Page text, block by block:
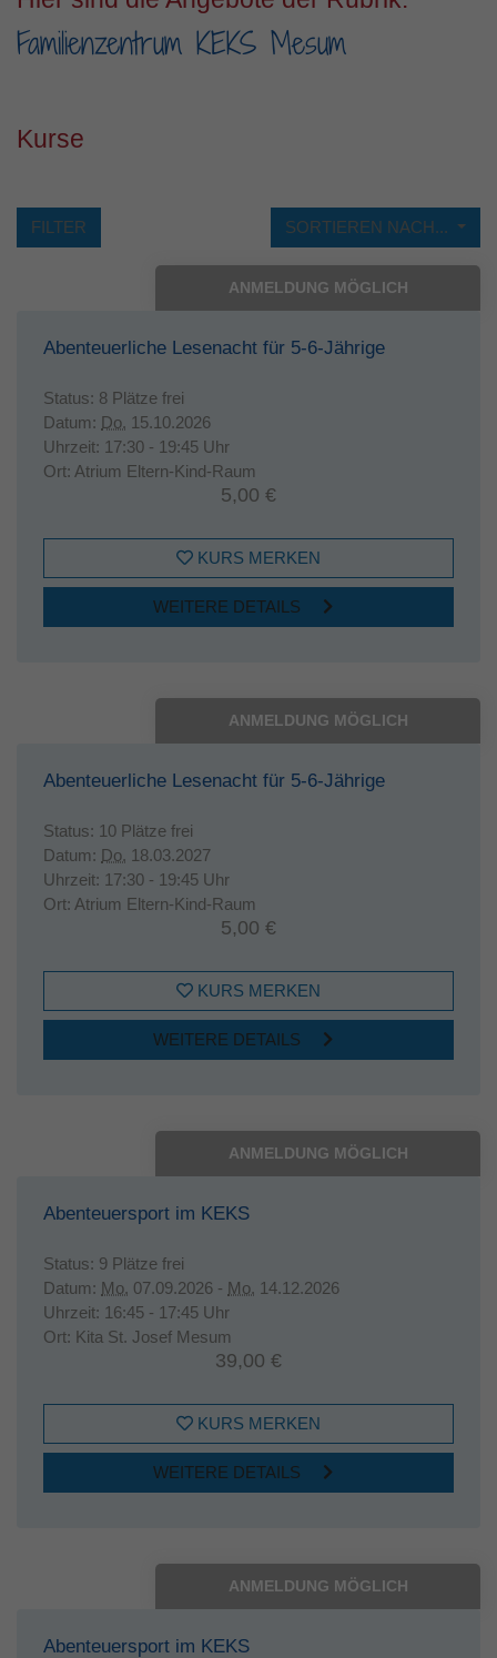
Familienzentrum KEKS Mesum
Kurse
SORTIEREN NACH...
FILTER
ANMELDUNG MÖGLICH
Abenteuerliche Lesenacht für 5-6-Jährige
Status: 8 Plätze frei
Datum: Do. 15.10.2026
Uhrzeit: 17:30 - 19:45 Uhr
Ort: Atrium Eltern-Kind-Raum
5,00 €
KURS MERKEN
WEITERE DETAILS
ANMELDUNG MÖGLICH
Abenteuerliche Lesenacht für 5-6-Jährige
Status: 10 Plätze frei
Datum: Do. 18.03.2027
Uhrzeit: 17:30 - 19:45 Uhr
Ort: Atrium Eltern-Kind-Raum
5,00 €
KURS MERKEN
WEITERE DETAILS
ANMELDUNG MÖGLICH
Abenteuersport im KEKS
Status: 9 Plätze frei
Datum: Mo. 07.09.2026 - Mo. 14.12.2026
Uhrzeit: 16:45 - 17:45 Uhr
Ort: Kita St. Josef Mesum
39,00 €
KURS MERKEN
WEITERE DETAILS
ANMELDUNG MÖGLICH
Abenteuersport im KEKS
Laufzeit 1 Jahr